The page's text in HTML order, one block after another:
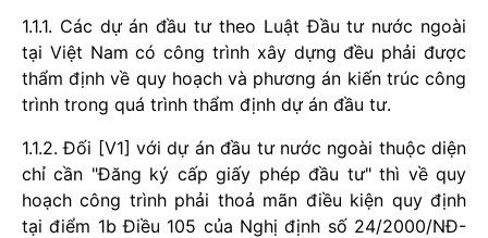
1.1.1. Các dự án đầu tư theo Luật Đầu tư nước ngoài
tại Việt Nam có công trình xây dựng đều phải được
thẩm định về quy hoạch và phương án kiến trúc công
trình trong quá trình thẩm định dự án đầu tư.
1.1.2. Đối [V1] với dự án đầu tư nước ngoài thuộc diện
chỉ cần "Đăng ký cấp giấy phép đầu tư" thì về quy
hoạch công trình phải thoả mãn điều kiện quy định
tại điểm 1b Điều 105 của Nghị định số 24/2000/NĐ-